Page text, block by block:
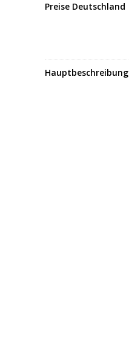
Preise Deutschland
Hauptbeschreibung